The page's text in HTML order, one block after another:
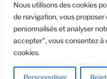
Nous utilisons des cookies
de navigation, vous
personnalisés et analyser
accepter", vous consentez à
cookies.
Personnaliser
Série vidéo
WordPress